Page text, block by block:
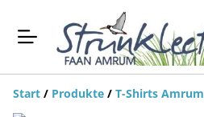
Start / Produkte / T-Shirts Amrum